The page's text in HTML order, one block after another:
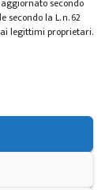
secondo
la L. n. 62
legittimi proprietari.